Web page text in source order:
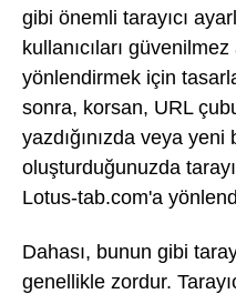
gibi önemli tarayıcı
kullanıcıları
yönlendirmek için
sonra, korsan, URL
yazdığınızda veya yeni
oluşturduğunuzda
Lotus-tab.com'a
Dahası, bunun gibi
genellikle zordur.